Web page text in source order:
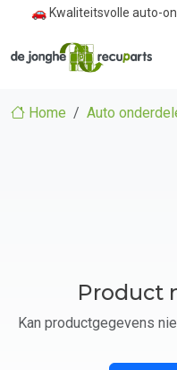
🚗 Kwaliteitsvolle auto-
Home Auto
Product
Kan productgegevens